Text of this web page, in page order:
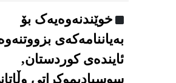
خوێندنه‌وه‌یه‌ک بۆ
به‌یاننامه‌که‌ی
ئاینده‌ی کوردستان,
سوسیادیموكراتی